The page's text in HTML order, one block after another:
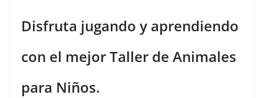
Disfruta jugando y aprendiendo
con el mejor Taller de Animales
para Niños.